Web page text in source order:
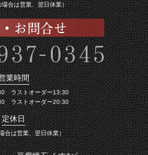
合は営業、翌日休業）
業時間
ラストオーダー13:30
ラストオーダー20:30
定休日
合は営業、翌日休業）